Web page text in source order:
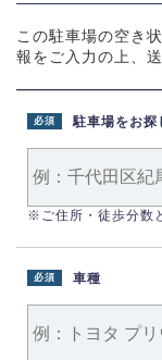
この駐車場の空き
報をご入力の上、
駐車場をお探
必須
※ご住所・徒歩分数
車種
必須